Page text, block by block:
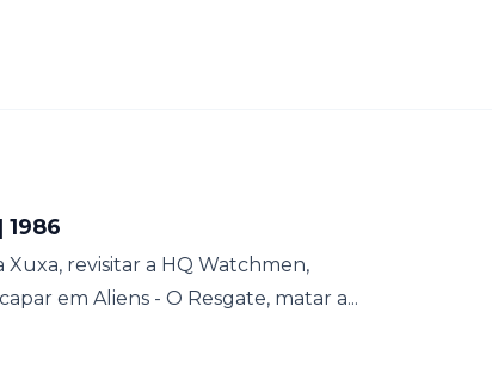
revisitar a HQ Watchmen,
em Aliens - O Resgate, matar a...